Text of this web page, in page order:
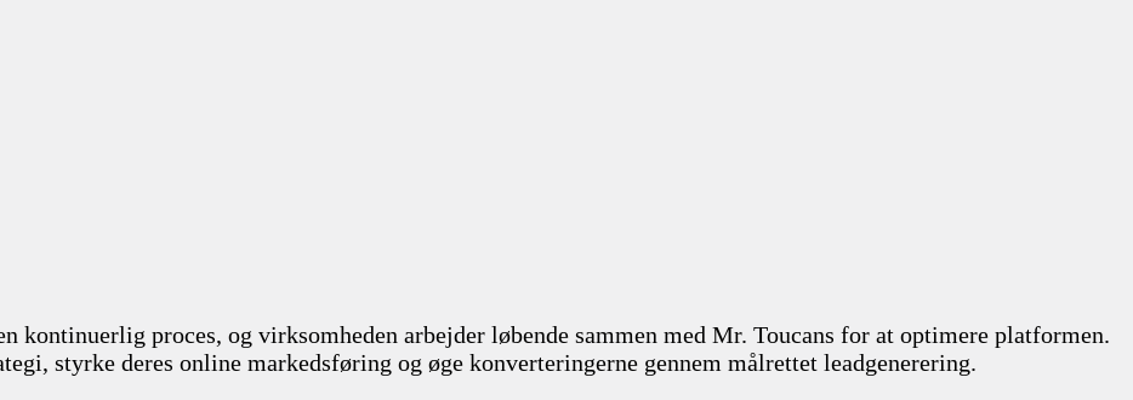
kontinuerlig proces, og virksomheden arbejder løbende sammen med Mr. Toucans for at optimere platformen.
styrke deres online markedsføring og øge konverteringerne gennem målrettet leadgenerering.